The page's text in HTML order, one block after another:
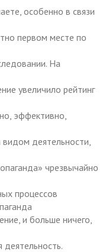
особенно в связи
первом месте по
На
увеличило рейтинг
эффективно,
деятельности,
чрезвычайно
процессов
и больше ничего,